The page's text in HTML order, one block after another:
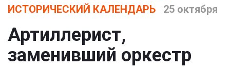
ИСТОРИЧЕСКИЙ КАЛЕНДАРЬ 25 октября
Артиллерист,
заменивший оркестр